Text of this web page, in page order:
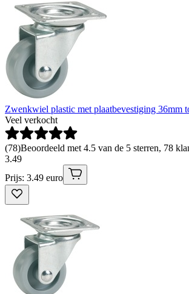
Zwenkwiel plastic met plaatbevestiging 36mm
Veel verkocht
(78)Beoordeeld met 4.5 van de 5 sterren, 78
3.49
Prijs: 3.49 euro